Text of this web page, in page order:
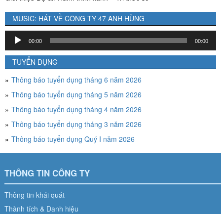
MUSIC: HÁT VỀ CÔNG TY 47 ANH HÙNG
Trình
chơi
Audio
00:00 00:00
TUYỂN DỤNG
Thông báo tuyển dụng tháng 6 năm 2026
Thông báo tuyển dụng tháng 5 năm 2026
Thông báo tuyển dụng tháng 4 năm 2026
Thông báo tuyển dụng tháng 3 năm 2026
Thông báo tuyển dụng Quý I năm 2026
THÔNG TIN CÔNG TY
Thông tin khái quát
Thành tích & Danh hiệu